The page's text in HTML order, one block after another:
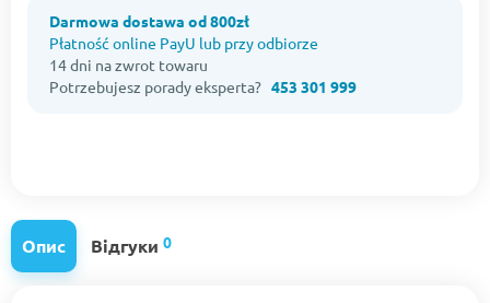
Darmowa dostawa od 800zł
Płatność online PayU lub przy odbiorze
14 dni na zwrot towaru
Potrzebujesz porady eksperta? 453 301 999
Опис Відгуки 0